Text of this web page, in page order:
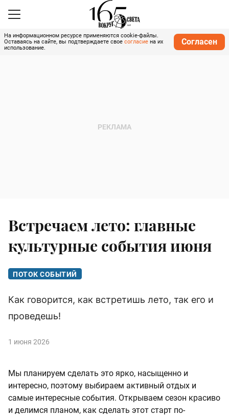
На информационном ресурсе применяются cookie-файлы.
Оставаясь на сайте, вы подтверждаете свое согласие на их
использование.
Согласен
Встречаем лето: главные
культурные события июня
ПОТОК СОБЫТИЙ
Как говорится, как встретишь лето, так его и
проведешь!
1 июня 2026
Мы планируем сделать это ярко, насыщенно и
интересно, поэтому выбираем активный отдых и
самые интересные события. Открываем сезон красиво
и делимся планом, как сделать этот старт по-